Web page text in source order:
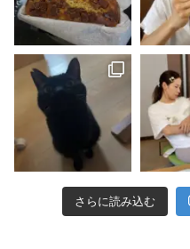
さらに読み込む